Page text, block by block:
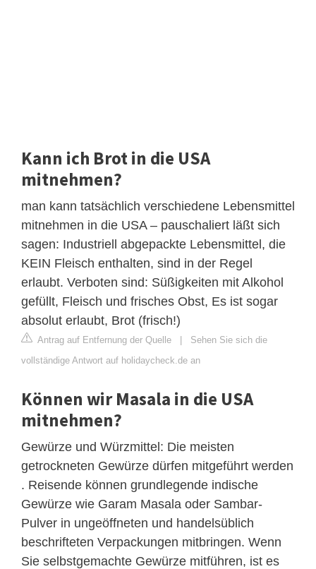
Kann ich Brot in die USA
mitnehmen?
man kann tatsächlich verschiedene Lebensmittel
mitnehmen in die USA – pauschaliert läßt sich
sagen: Industriell abgepackte Lebensmittel, die
KEIN Fleisch enthalten, sind in der Regel
erlaubt. Verboten sind: Süßigkeiten mit Alkohol
gefüllt, Fleisch und frisches Obst, Es ist sogar
absolut erlaubt, Brot (frisch!)
Antrag auf Entfernung der Quelle | Sehen Sie sich die
vollständige Antwort auf holidaycheck.de an
Können wir Masala in die USA
mitnehmen?
Gewürze und Würzmittel: Die meisten
getrockneten Gewürze dürfen mitgeführt werden
. Reisende können grundlegende indische
Gewürze wie Garam Masala oder Sambar-
Pulver in ungeöffneten und handelsüblich
beschrifteten Verpackungen mitbringen. Wenn
Sie selbstgemachte Gewürze mitführen, ist es